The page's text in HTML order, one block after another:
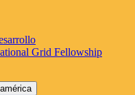
Grid Fellowship